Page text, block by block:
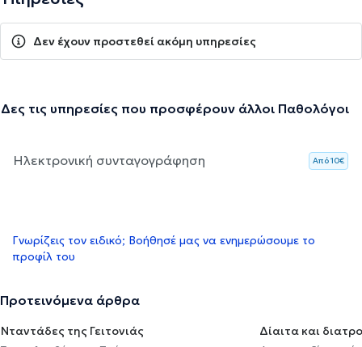
Δεν έχουν προστεθεί ακόμη υπηρεσίες
Δες τις υπηρεσίες που προσφέρουν άλλοι Παθολόγοι
Ηλεκτρονική συνταγογράφηση Aπό 10€
Γνωρίζεις τον ειδικό; Βοήθησέ μας να ενημερώσουμε το
προφίλ του
Προτεινόμενα άρθρα
Νταντάδες της Γειτονιάς
Δίαιτα και